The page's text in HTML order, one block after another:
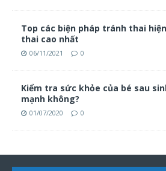
Top các biện pháp tránh thai
thai cao nhất
06/11/2021 0
Kiểm tra sức khỏe của bé sau
mạnh không?
01/07/2020 0